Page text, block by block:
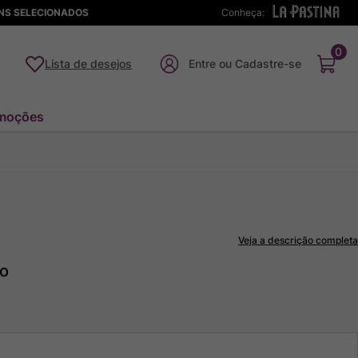
Conheça:
SELECIONADOS
Lista de desejos
0
Veja a descrição completa